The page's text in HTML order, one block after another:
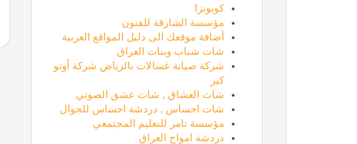
كوبونزا
مؤسسة الشارقة للفنون
أضافة موقعك الى دليل المواقع العربية
شات شباب وبنات العراق
شركة صيانة غسالات بالرياض شركة أوتو
كير
شات العشاق , شات عشق الصوتي
شات احساس , دردشة احساس للجوال
مؤسسة تامر للتعليم المجتمعي
دردشة امواج العراق